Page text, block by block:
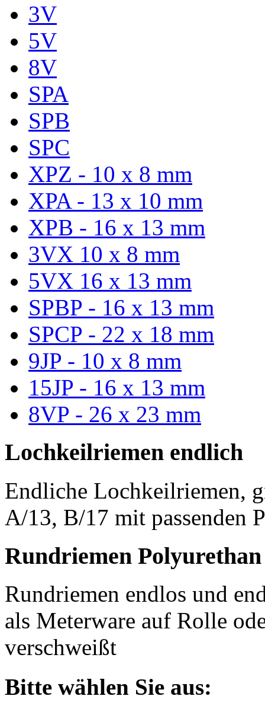
3V
5V
8V
SPA
SPB
SPC
XPZ - 10 x 8 mm
XPA - 13 x 10 mm
XPB - 16 x 13 mm
3VX 10 x 8 mm
5VX 16 x 13 mm
SPBP - 16 x 13 mm
SPCP - 22 x 18 mm
9JP - 10 x 8 mm
15JP - 16 x 13 mm
8VP - 26 x 23 mm
Lochkeilriemen endlich
Endliche Lochkeilriemen,
A/13, B/17 mit passenden
Rundriemen Polyurethan
Rundriemen endlos und
als Meterware auf Rolle
verschweißt
Bitte wählen Sie aus: